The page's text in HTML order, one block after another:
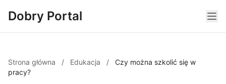
Dobry Portal
Strona główna / Edukacja /
Czy można szkolić się w
pracy?